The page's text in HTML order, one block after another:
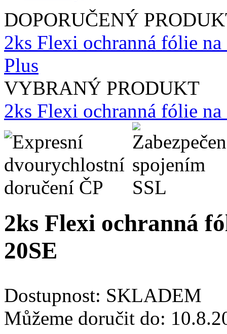
DOPORUČENÝ
2ks Flexi ochranná fólie
Plus
VYBRANÝ PRODUKT
2ks Flexi ochranná fólie
2ks Flexi ochranná
20SE
Dostupnost: SKLADEM
Můžeme doručit do: